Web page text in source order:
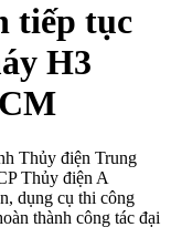
tiếp tục
H3
Thủy điện Trung
Thủy điện A
dụng cụ thi công
thành công tác đại